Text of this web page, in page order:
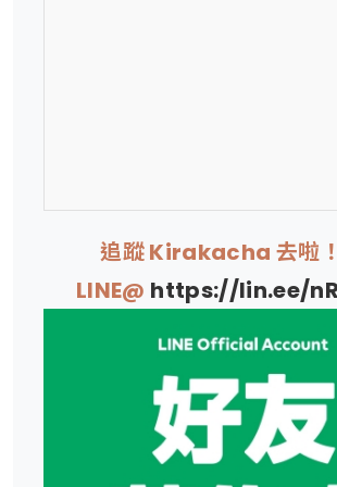
追蹤 Kirakacha 去啦
LINE@ https://lin.ee/